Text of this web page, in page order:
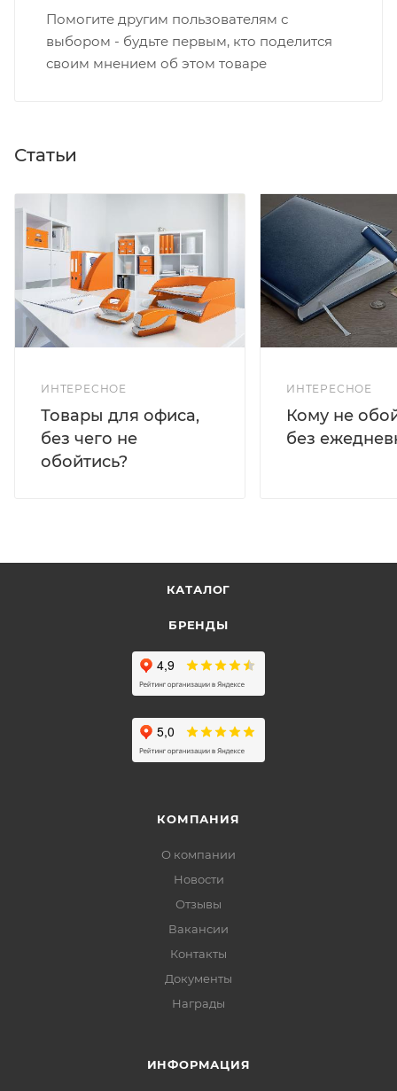
Помогите другим пользователям с
выбором - будьте первым, кто поделится
своим мнением об этом товаре
Статьи
ИНТЕРЕСНОЕ
Товары для офиса,
без чего не
обойтись?
ИНТЕРЕСНОЕ
Кому не
без
КАТАЛОГ
БРЕНДЫ
КОМПАНИЯ
О компании
Новости
Отзывы
Вакансии
Контакты
Документы
Награды
ИНФОРМАЦИЯ